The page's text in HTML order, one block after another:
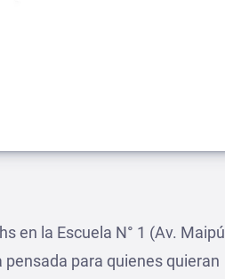
en la Escuela N° 1 (Av. Maipú
para quienes quieran